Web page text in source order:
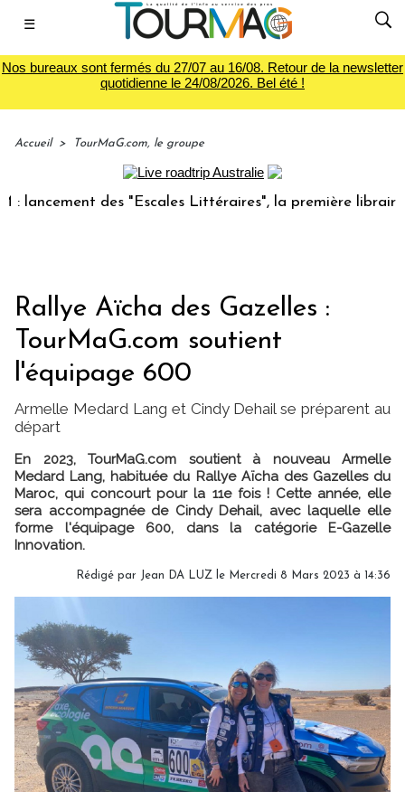
☰
Nos bureaux sont fermés du 27/07 au 16/08. Retour de la newsletter
quotidienne le 24/08/2026. Bel été !
Accueil > TourMaG.com, le groupe
des "Escales Littéraires", la première librairie du
Rallye Aïcha des Gazelles :
TourMaG.com soutient
l'équipage 600
Armelle Medard Lang et Cindy Dehail se préparent au
départ
En 2023, TourMaG.com soutient à nouveau Armelle
Medard Lang, habituée du Rallye Aïcha des Gazelles du
Maroc, qui concourt pour la 11e fois ! Cette année, elle
sera accompagnée de Cindy Dehail, avec laquelle elle
forme l'équipage 600, dans la catégorie E-Gazelle
Innovation.
Rédigé par Jean DA LUZ le Mercredi 8 Mars 2023 à 14:36